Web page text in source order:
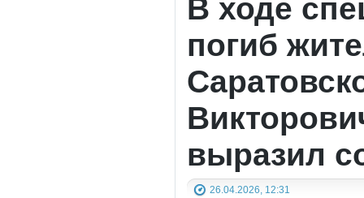
В ходе
погиб
выразил
26.04.2026, 12:31